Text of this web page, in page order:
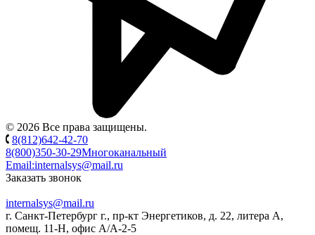
© 2026 Все права защищены.
8(812)642-42-70
8(800)350-30-29Многоканальный
Email:internalsys@mail.ru
Заказать звонок
internalsys@mail.ru
г. Санкт-Петербург г., пр-кт Энергетиков, д. 22, литера А,
помещ. 11-Н, офис А/А-2-5